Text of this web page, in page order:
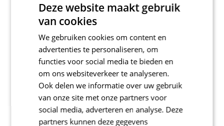
Deze website maakt gebruik
van cookies
We gebruiken cookies om content en
advertenties te personaliseren, om
functies voor social media te bieden en
om ons websiteverkeer te analyseren.
Ook delen we informatie over uw gebruik
van onze site met onze partners voor
social media, adverteren en analyse. Deze
partners kunnen deze gegevens